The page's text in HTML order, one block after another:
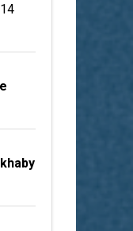
14